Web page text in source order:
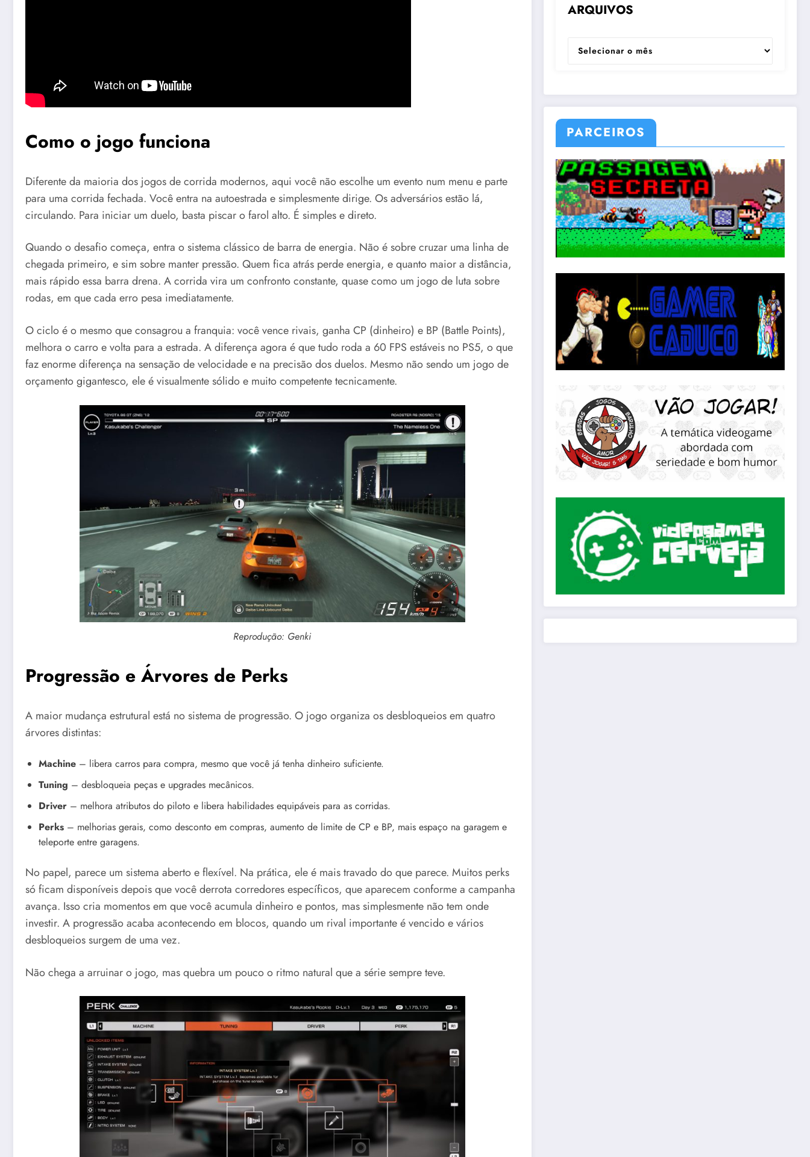
Como o jogo funciona
Diferente da maioria dos jogos de corrida modernos, aqui você não escolhe um evento num menu e parte
para uma corrida fechada. Você entra na autoestrada e simplesmente dirige. Os adversários estão lá,
circulando. Para iniciar um duelo, basta piscar o farol alto. É simples e direto.
Quando o desafio começa, entra o sistema clássico de barra de energia. Não é sobre cruzar uma linha de
chegada primeiro, e sim sobre manter pressão. Quem fica atrás perde energia, e quanto maior a distância,
mais rápido essa barra drena. A corrida vira um confronto constante, quase como um jogo de luta sobre
rodas, em que cada erro pesa imediatamente.
O ciclo é o mesmo que consagrou a franquia: você vence rivais, ganha CP (dinheiro) e BP (Battle Points),
melhora o carro e volta para a estrada. A diferença agora é que tudo roda a 60 FPS estáveis no PS5, o que
faz enorme diferença na sensação de velocidade e na precisão dos duelos. Mesmo não sendo um jogo de
orçamento gigantesco, ele é visualmente sólido e muito competente tecnicamente.
Reprodução: Genki
Progressão e Árvores de Perks
A maior mudança estrutural está no sistema de progressão. O jogo organiza os desbloqueios em quatro
árvores distintas:
Machine – libera carros para compra, mesmo que você já tenha dinheiro suficiente.
Tuning – desbloqueia peças e upgrades mecânicos.
Driver – melhora atributos do piloto e libera habilidades equipáveis para as corridas.
Perks – melhorias gerais, como desconto em compras, aumento de limite de CP e BP, mais espaço na garagem e
teleporte entre garagens.
No papel, parece um sistema aberto e flexível. Na prática, ele é mais travado do que parece. Muitos perks
só ficam disponíveis depois que você derrota corredores específicos, que aparecem conforme a campanha
avança. Isso cria momentos em que você acumula dinheiro e pontos, mas simplesmente não tem onde
investir. A progressão acaba acontecendo em blocos, quando um rival importante é vencido e vários
desbloqueios surgem de uma vez.
Não chega a arruinar o jogo, mas quebra um pouco o ritmo natural que a série sempre teve.
ARQUIVOS
ARQUIVOS
PARCEIROS